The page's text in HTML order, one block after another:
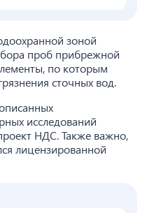
зоной
проб прибрежной
по которым
сточных вод.
исследований
НДС. Также важно,
лицензированной